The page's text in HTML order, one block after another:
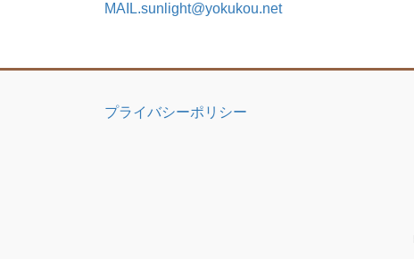
MAIL.sunlight@yokukou.net
プライバシーポリシー